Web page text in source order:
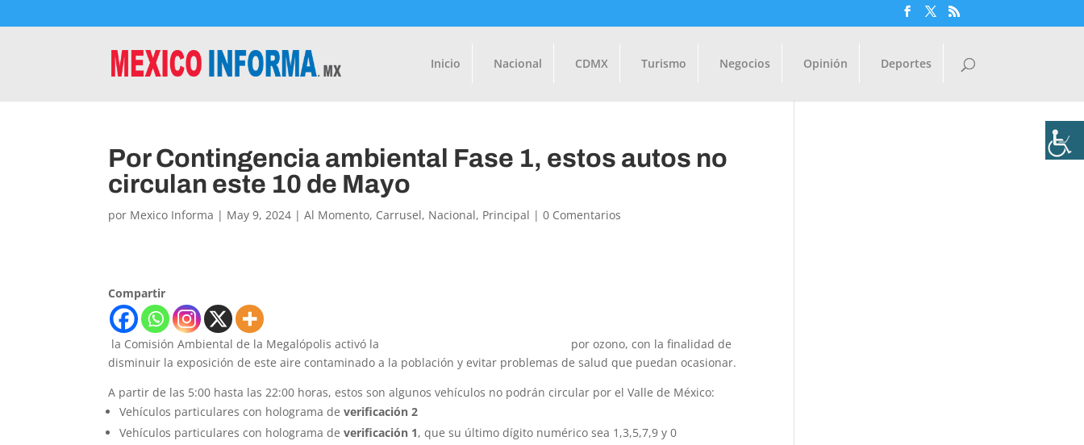
Inicio Nacional CDMX Turismo Negocios Opinión Deportes
Por Contingencia ambiental Fase 1, estos autos no
circulan este 10 de Mayo
por Mexico Informa | May 9, 2024 |Al Momento, Carrusel, Nacional, Principal |0 Comentarios
Compartir
la Comisión Ambiental de la Megalópolis activó la
por ozono, con la finalidad de
disminuir la exposición de este aire contaminado a la población y evitar problemas de salud que puedan ocasionar.
A partir de las 5:00 hasta las 22:00 horas, estos son algunos vehículos no podrán circular por el Valle de México:
Vehículos particulares con holograma deverificación 2
Vehículos particulares con holograma deverificación 1, que su último dígito numérico sea 1,3,5,7,9 y 0